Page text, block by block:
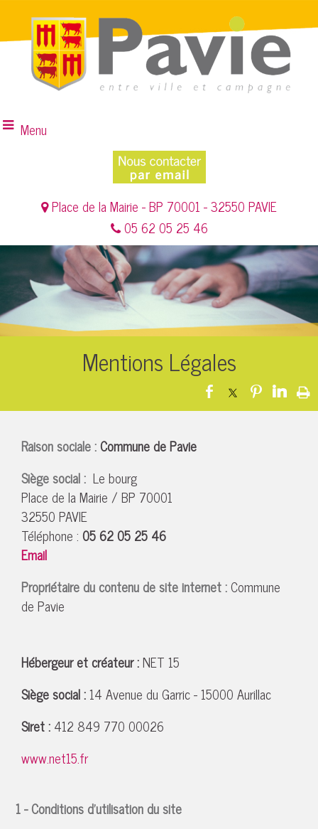
Menu
Place de la Mairie - BP 70001 - 32550 PAVIE
05 62 05 25 46
Mentions Légales
Raison sociale :Commune de Pavie
Siège social : Le bourg
Place de la Mairie / BP 70001
32550 PAVIE
Téléphone :05 62 05 25 46
Email
Propriétaire du contenu de site internet :Commune
de Pavie
Hébergeur et créateur:NET 15
Siège social:14 Avenue du Garric - 15000 Aurillac
Siret: 412 849 770 00026
www.net15.fr
1 - Conditions d'utilisation du site